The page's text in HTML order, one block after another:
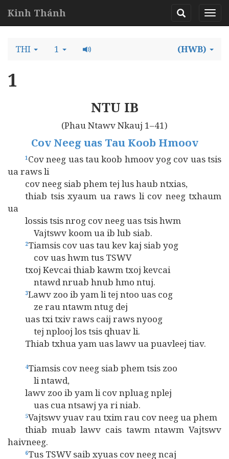
Kinh Thánh
THI 1 (HWB)
1
NTU IB
(Phau Ntawv Nkauj 1–41)
Cov Neeg uas Tau Koob Hmoov
1Cov neeg uas tau koob hmoov yog cov uas tsis
ua raws li
cov neeg siab phem tej lus haub ntxias,
thiab tsis xyaum ua raws li cov neeg txhaum
ua
lossis tsis nrog cov neeg uas tsis hwm
Vajtswv koom ua ib lub siab.
2Tiamsis cov uas tau kev kaj siab yog
cov uas hwm tus TSWV
txoj Kevcai thiab kawm txoj kevcai
ntawd nruab hnub hmo ntuj.
3Lawv zoo ib yam li tej ntoo uas cog
ze rau ntawm ntug dej
uas txi txiv raws caij raws nyoog
tej nplooj los tsis qhuav li.
Thiab txhua yam uas lawv ua puavleej tiav.
4Tiamsis cov neeg siab phem tsis zoo
li ntawd,
lawv zoo ib yam li cov npluag nplej
uas cua ntsawj ya ri niab.
5Vajtswv yuav rau txim rau cov neeg ua phem
thiab muab lawv cais tawm ntawm Vajtswv
haivneeg.
6Tus TSWV saib xyuas cov neeg ncaj